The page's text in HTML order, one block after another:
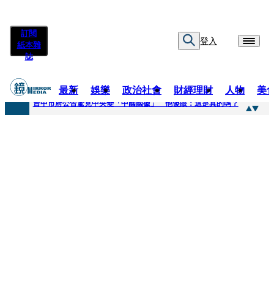
訂閱
紙本雜
誌
登入
最新 娛樂 政治社會 財經理財 人物 美
快訊
台中市府公告驚見中央變「中國國徽」 他傻眼：這是真的嗎？